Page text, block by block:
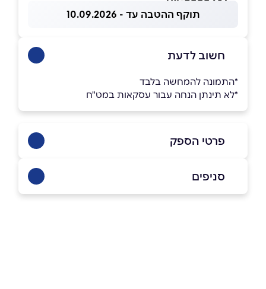
תוקף ההטבה עד - 10.09.2026
חשוב לדעת
*התמונה להמחשה בלבד
*לא תינתן הנחה עבור עסקאות במט"ח
פרטי הספק
סניפים